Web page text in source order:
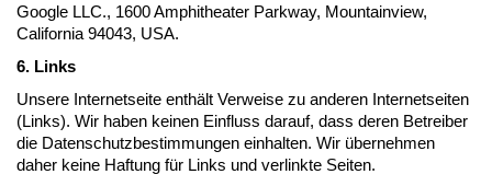
Google LLC., 1600 Amphitheater Parkway, Mountainview,
California 94043, USA.
6. Links
Unsere Internetseite enthält Verweise zu anderen Internetseiten
(Links). Wir haben keinen Einfluss darauf, dass deren Betreiber
die Datenschutzbestimmungen einhalten. Wir übernehmen
daher keine Haftung für Links und verlinkte Seiten.